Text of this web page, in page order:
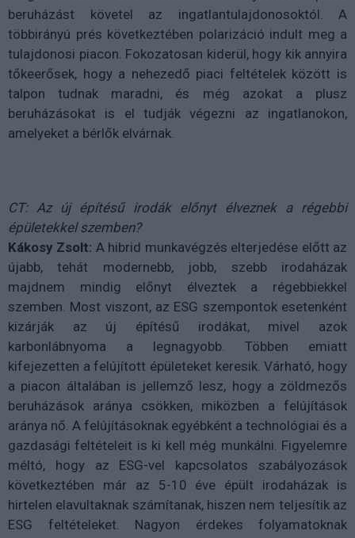
beruházást követel az ingatlantulajdonosoktól. A
többirányú prés következtében polarizáció indult meg a
tulajdonosi piacon. Fokozatosan kiderül, hogy kik annyira
tőkeerősek, hogy a nehezedő piaci feltételek között is
talpon tudnak maradni, és még azokat a plusz
beruházásokat is el tudják végezni az ingatlanokon,
amelyeket a bérlők elvárnak.
CT: Az új építésű irodák előnyt élveznek a régebbi
épületekkel szemben?
Kákosy Zsolt: A hibrid munkavégzés elterjedése előtt az
újabb, tehát modernebb, jobb, szebb irodaházak
majdnem mindig előnyt élveztek a régebbiekkel
szemben. Most viszont, az ESG szempontok esetenként
kizárják az új építésű irodákat, mivel azok
karbonlábnyoma a legnagyobb. Többen emiatt
kifejezetten a felújított épületeket keresik. Várható, hogy
a piacon általában is jellemző lesz, hogy a zöldmezős
beruházások aránya csökken, miközben a felújítások
aránya nő. A felújításoknak egyébként a technológiai és a
gazdasági feltételeit is ki kell még munkálni. Figyelemre
méltó, hogy az ESG-vel kapcsolatos szabályozások
következtében már az 5-10 éve épült irodaházak is
hirtelen elavultaknak számítanak, hiszen nem teljesítik az
ESG feltételeket. Nagyon érdekes folyamatoknak